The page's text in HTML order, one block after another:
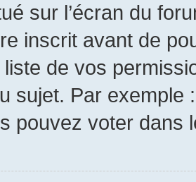
sur l’écran du
inscrit avant de
de vos
sujet. Par exemple
pouvez voter dans